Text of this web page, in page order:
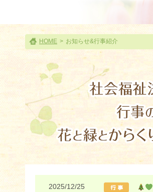
HOME > お知らせ&行事紹介
2025/12/25